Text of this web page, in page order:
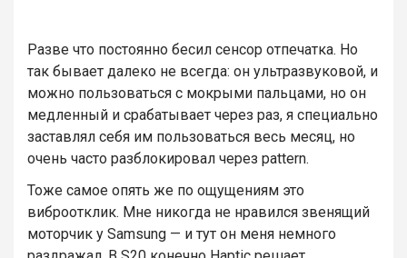
Разве что постоянно бесил сенсор отпечатка. Но
так бывает далеко не всегда: он ультразвуковой, и
можно пользоваться с мокрыми пальцами, но он
медленный и срабатывает через раз, я специально
заставлял себя им пользоваться весь месяц, но
очень часто разблокировал через pattern.
Тоже самое опять же по ощущениям это
виброотклик. Мне никогда не нравился звенящий
моторчик у Samsung — и тут он меня немного